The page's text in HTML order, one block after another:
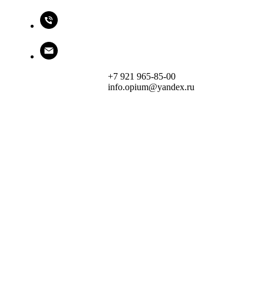
+7 921 965-85-00
info.opium@yandex.ru